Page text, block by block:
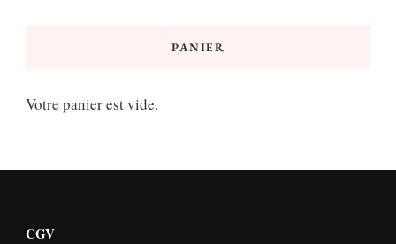
PANIER
Votre panier est vide.
CGV